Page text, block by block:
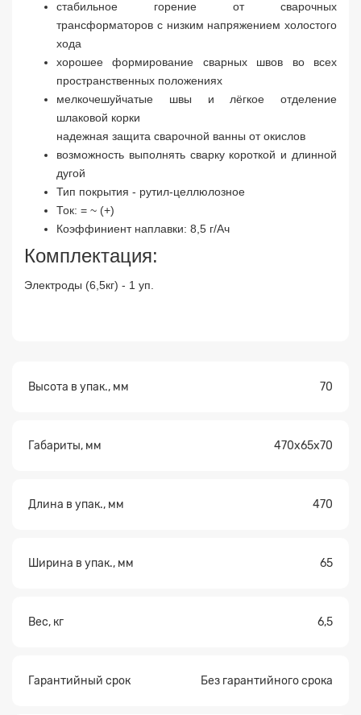
стабильное горение от сварочных
трансформаторов с низким напряжением холостого
хода
хорошее формирование сварных швов во всех
пространственных положениях
мелкочешуйчатые швы и лёгкое отделение
шлаковой корки
надежная защита сварочной ванны от окислов
возможность выполнять сварку короткой и длинной
дугой
Тип покрытия - рутил-целлюлозное
Ток: = ~ (+)
Коэффиниент наплавки: 8,5 г/Ач
Комплектация:
Электроды (6,5кг) - 1 уп.
Высота в упак., мм 70
Габариты, мм 470х65х70
Длина в упак., мм 470
Ширина в упак., мм 65
Вес, кг 6,5
Гарантийный срок Без гарантийного срока
Заявка на расчет
файл